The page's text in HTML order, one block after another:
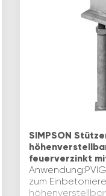
SIMPSON
feuerverzinkt
zum